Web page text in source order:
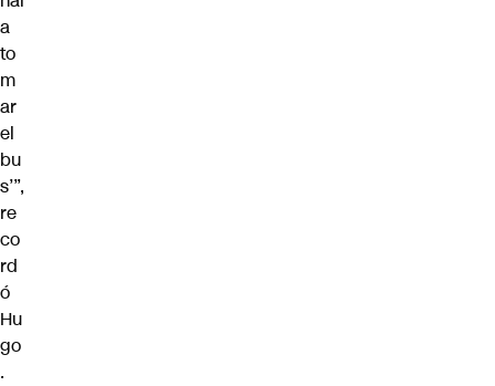
a
to
m
ar
el
bu
s’”,
re
co
rd
ó
Hu
go
.